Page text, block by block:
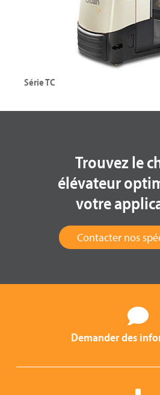
Série TC
Trouvez le
élévateur
votre
Contacter nos
Demander des